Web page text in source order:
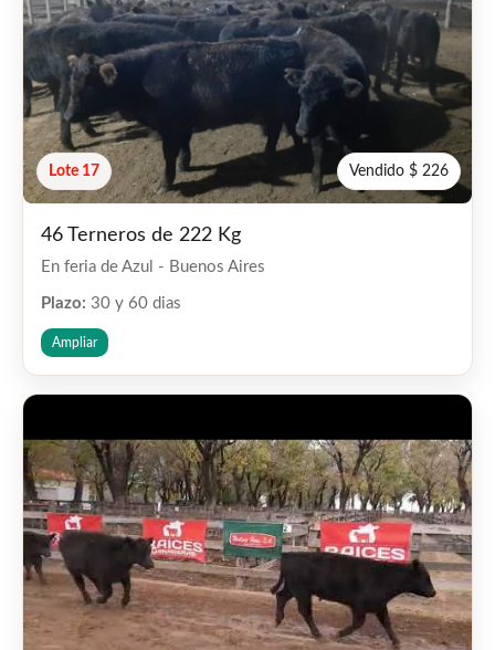
Lote 17 Vendido $ 226
46 Terneros de 222 Kg
En feria de Azul - Buenos Aires
Plazo: 30 y 60 dias
Ampliar